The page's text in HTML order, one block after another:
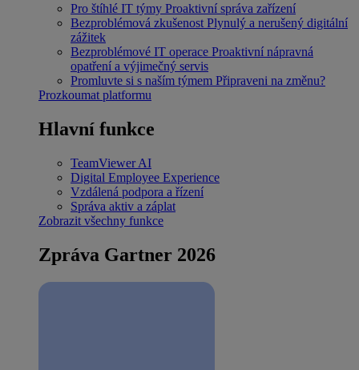
Pro štíhlé IT týmy Proaktivní správa zařízení
Bezproblémová zkušenost Plynulý a nerušený digitální
zážitek
Bezproblémové IT operace Proaktivní nápravná
opatření a výjimečný servis
Promluvte si s naším týmem Připraveni na změnu?
Prozkoumat platformu
Hlavní funkce
TeamViewer AI
Digital Employee Experience
Vzdálená podpora a řízení
Správa aktiv a záplat
Zobrazit všechny funkce
Zpráva Gartner 2026